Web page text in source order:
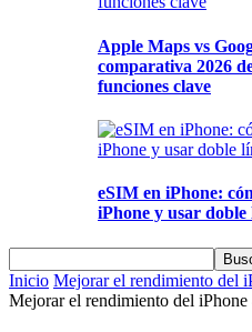
Apple Maps vs
comparativa 2026
funciones clave
eSIM en iPhone:
iPhone y usar
Inicio Mejorar el rendimiento del
Mejorar el rendimiento del